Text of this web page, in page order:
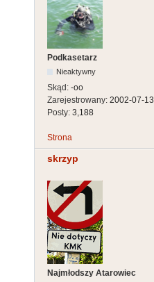
Podkasetarz
Nieaktywny
Skąd: -oo
Zarejestrowany: 2002-07-13
Posty: 3,188
Strona
skrzyp
Najmłodszy Atarowiec